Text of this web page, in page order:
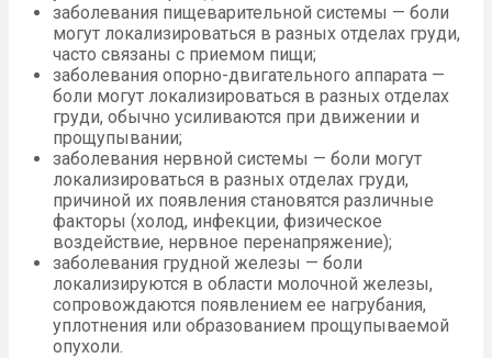
заболевания пищеварительной системы — боли
могут локализироваться в разных отделах груди,
часто связаны с приемом пищи;
заболевания опорно-двигательного аппарата —
боли могут локализироваться в разных отделах
груди, обычно усиливаются при движении и
прощупывании;
заболевания нервной системы — боли могут
локализироваться в разных отделах груди,
причиной их появления становятся различные
факторы (холод, инфекции, физическое
воздействие, нервное перенапряжение);
заболевания грудной железы — боли
локализируются в области молочной железы,
сопровождаются появлением ее нагрубания,
уплотнения или образованием прощупываемой
опухоли.